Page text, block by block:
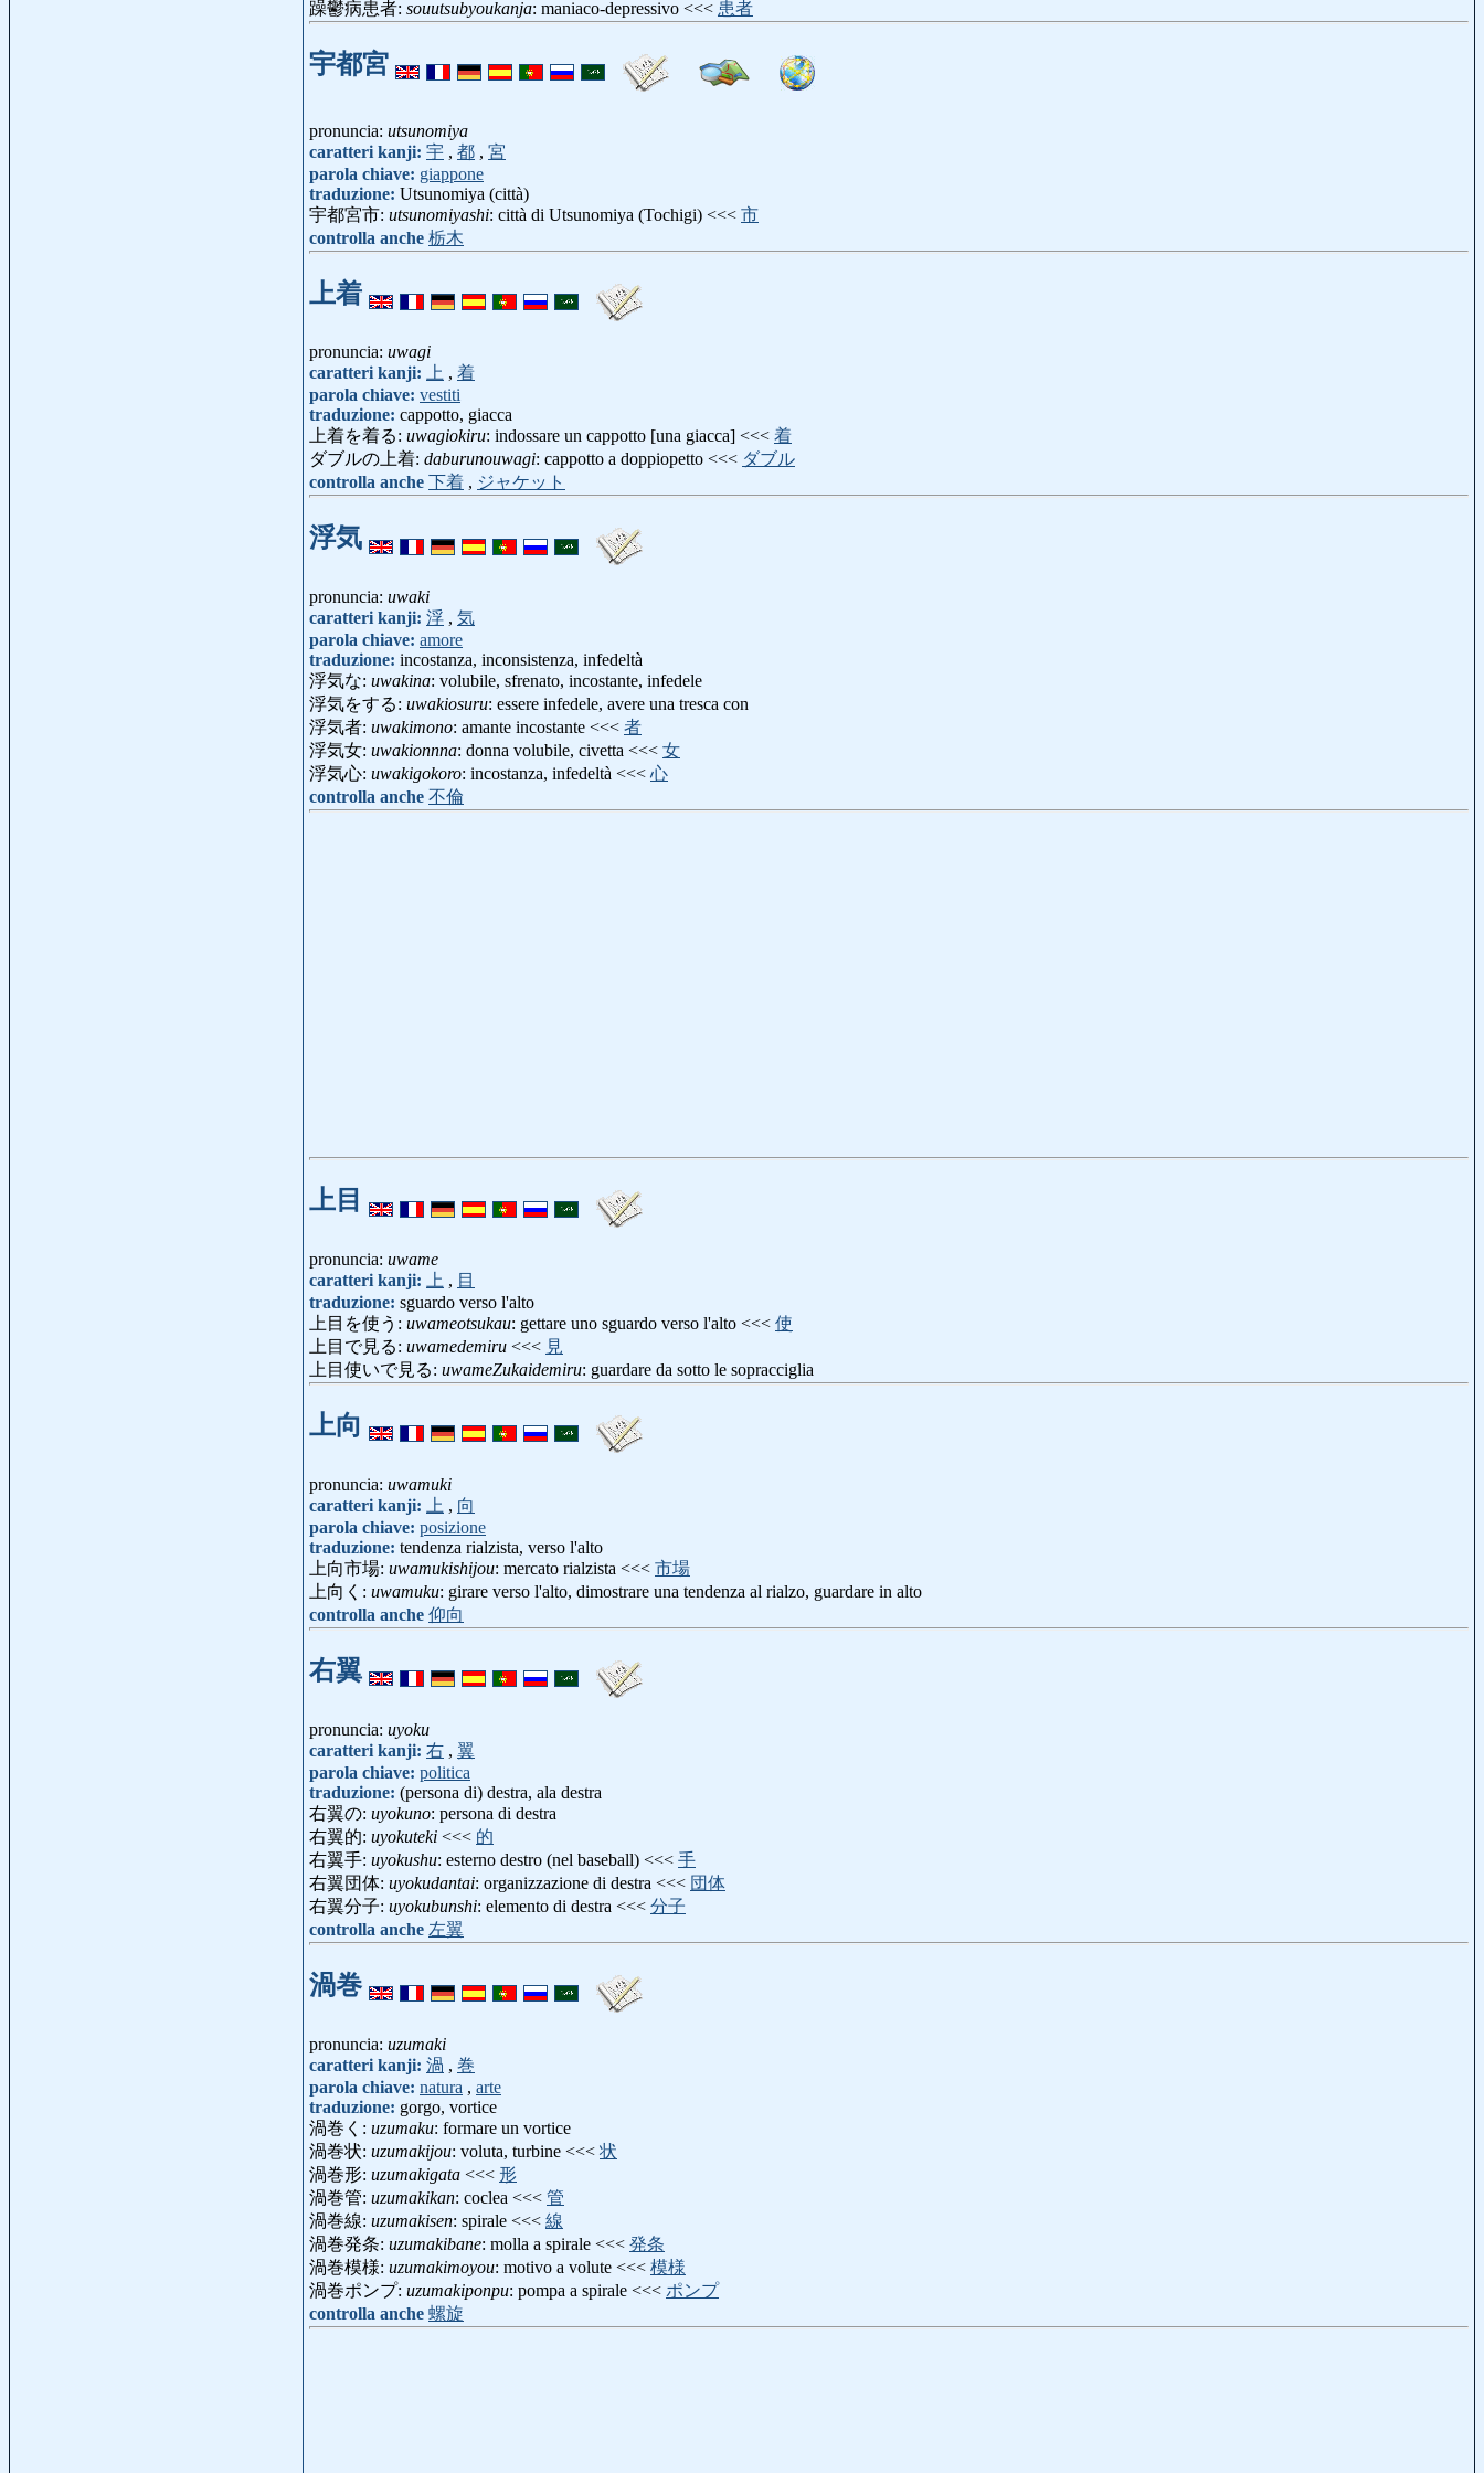
躁鬱病患者: souutsubyoukanja: maniaco-depressivo <<< 患者
宇都宮
pronuncia: utsunomiya
caratteri kanji: 宇 , 都 , 宮
parola chiave: giappone
traduzione: Utsunomiya (città)
宇都宮市: utsunomiyashi: città di Utsunomiya (Tochigi) <<< 市
controlla anche 栃木
上着
pronuncia: uwagi
caratteri kanji: 上 , 着
parola chiave: vestiti
traduzione: cappotto, giacca
上着を着る: uwagiokiru: indossare un cappotto [una giacca] <<< 着
ダブルの上着: daburunouwagi: cappotto a doppiopetto <<< ダブル
controlla anche 下着 , ジャケット
浮気
pronuncia: uwaki
caratteri kanji: 浮 , 気
parola chiave: amore
traduzione: incostanza, inconsistenza, infedeltà
浮気な: uwakina: volubile, sfrenato, incostante, infedele
浮気をする: uwakiosuru: essere infedele, avere una tresca con
浮気者: uwakimono: amante incostante <<< 者
浮気女: uwakionnna: donna volubile, civetta <<< 女
浮気心: uwakigokoro: incostanza, infedeltà <<< 心
controlla anche 不倫
上目
pronuncia: uwame
caratteri kanji:
上 , 目
traduzione: sguardo verso l'alto
上目を使う: uwameotsukau: gettare uno sguardo verso l'alto <<< 使
上目で見る: uwamedemiru <<< 見
上目使いで見る: uwameZukaidemiru: guardare da sotto le sopracciglia
上向
pronuncia: uwamuki
caratteri kanji:
上 , 向
parola chiave: posizione
traduzione: tendenza rialzista, verso l'alto
上向市場: uwamukishijou: mercato rialzista <<< 市場
上向く: uwamuku: girare verso l'alto, dimostrare una tendenza al rialzo, guardare in alto
controlla anche 仰向
右翼
pronuncia: uyoku
caratteri kanji: 右 , 翼
parola chiave: politica
traduzione: (persona di) destra, ala destra
右翼の: uyokuno: persona di destra
右翼的: uyokuteki <<< 的
右翼手: uyokushu: esterno destro (nel baseball) <<< 手
右翼団体: uyokudantai: organizzazione di destra <<< 団体
右翼分子: uyokubunshi: elemento di destra <<< 分子
controlla anche 左翼
渦巻
pronuncia: uzumaki
caratteri kanji: 渦 , 巻
parola chiave: natura , arte
traduzione: gorgo, vortice
渦巻く: uzumaku: formare un vortice
渦巻状: uzumakijou: voluta, turbine <<< 状
渦巻形: uzumakigata <<< 形
渦巻管: uzumakikan: coclea <<< 管
渦巻線: uzumakisen: spirale <<< 線
渦巻発条: uzumakibane: molla a spirale <<< 発条
渦巻模様: uzumakimoyou: motivo a volute <<< 模様
渦巻ポンプ: uzumakiponpu: pompa a spirale <<< ポンプ
controlla anche 螺旋